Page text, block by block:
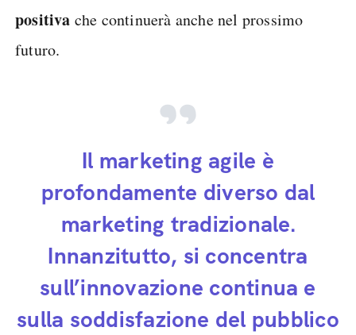
positiva che continuerà anche nel prossimo
futuro.
Il marketing agile è
profondamente diverso dal
marketing tradizionale.
Innanzitutto, si concentra
sull’innovazione continua e
sulla soddisfazione del pubblico